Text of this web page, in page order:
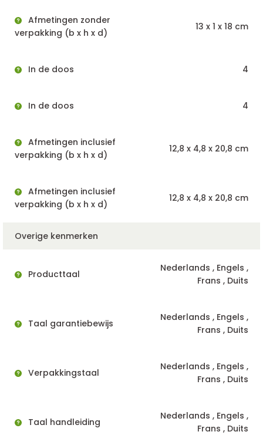
Afmetingen zonder
verpakking (b x h x d)
13 x 1 x 18 cm
In de doos 4
In de doos 4
Afmetingen inclusief
verpakking (b x h x d)
12,8 x 4,8 x 20,8 cm
Afmetingen inclusief
verpakking (b x h x d)
12,8 x 4,8 x 20,8 cm
Overige kenmerken
Producttaal
Nederlands , Engels ,
Frans , Duits
Taal garantiebewijs
Nederlands , Engels ,
Frans , Duits
Verpakkingstaal
Nederlands , Engels ,
Frans , Duits
Taal handleiding
Nederlands , Engels ,
Frans , Duits